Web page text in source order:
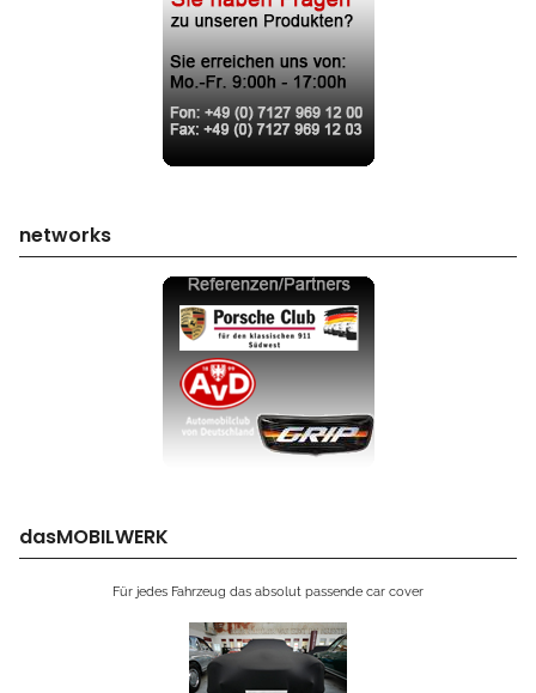
networks
dasMOBILWERK
Für jedes Fahrzeug das absolut passende car cover